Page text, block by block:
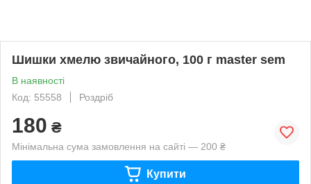
Шишки хмелю звичайного, 100 г master sem
В наявності
Код: 55558
Роздріб
180 ₴
Мінімальна сума замовлення на сайті — 200 ₴
Купити